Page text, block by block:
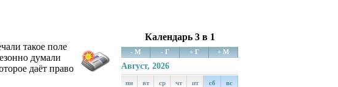
такое поле
думали
даёт право
Календарь 3 в 1
- М - Г + Г + М
Август, 2026
пн вт ср чт пт сб вс